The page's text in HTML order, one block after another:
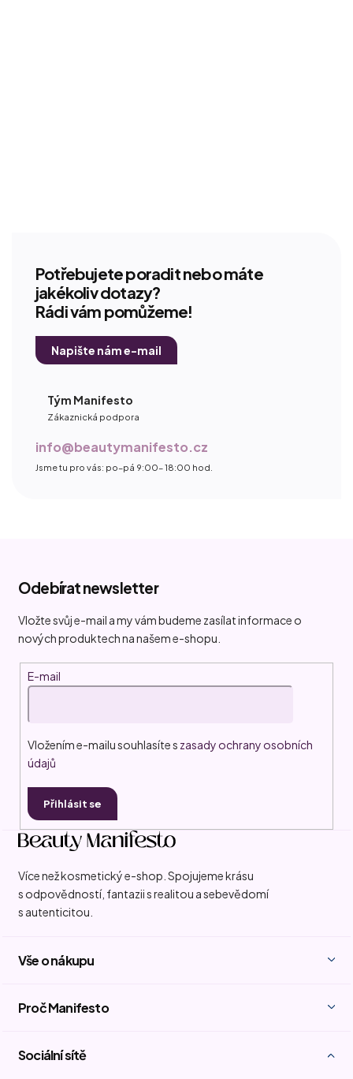
Potřebujete poradit nebo máte
jakékoliv dotazy?
Rádi vám pomůžeme!
Napište nám e-mail
Tým Manifesto
Zákaznická podpora
info@beautymanifesto.cz
Jsme tu pro vás: po–pá 9:00– 18:00 hod.
Odebírat newsletter
Vložte svůj e-mail a my vám budeme zasílat informace o
nových produktech na našem e-shopu.
E-mail
Vložením e-mailu souhlasíte s zasady ochrany osobních
údajů
Přihlásit se
Více než kosmetický e-shop. Spojujeme krásu
s odpovědností, fantazii s realitou a sebevědomí
s autenticitou.
Vše o nákupu
Proč Manifesto
Sociální sítě